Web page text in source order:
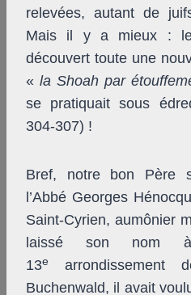
relevées, autant de
Mais il y a mieux : le
découvert toute une
« la Shoah par
se pratiquait sous
304-307) !
Bref, notre bon Père
l’Abbé Georges
Saint-Cyrien, aumônier
laissé son nom
13e
arrondissement
Buchenwald, il avait